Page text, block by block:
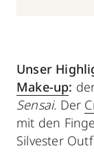
Unser
Make-up:
Sensai. Der
mit den
Silvester